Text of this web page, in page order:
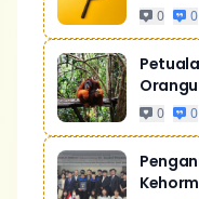
0 0
0 0